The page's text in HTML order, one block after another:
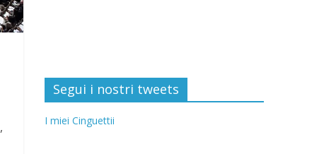
,
Segui i nostri tweets
I miei Cinguettii